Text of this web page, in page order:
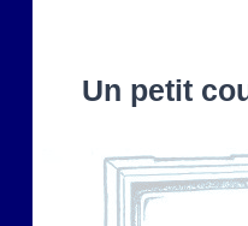
Un petit